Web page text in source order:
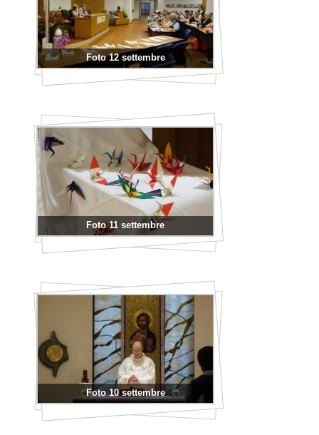
Foto 12 settembre
Foto 11 settembre
Foto 10 settembre